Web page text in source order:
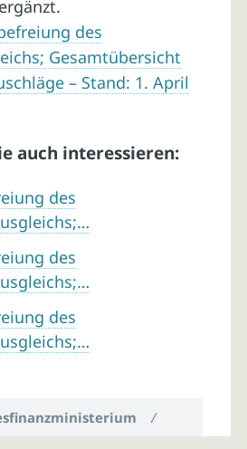
des
Gesamtübersicht
– Stand: 1. April
auch interessieren:
des
des
des
/